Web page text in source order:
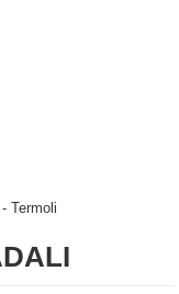
Termoli